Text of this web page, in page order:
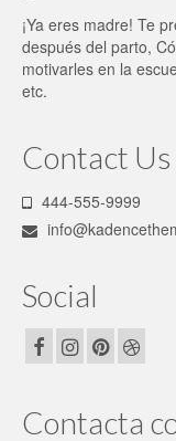
¡Ya eres madre! Te
después del parto,
motivarles en la
etc.
Contact Us
444-555-9999
Social
Contacta